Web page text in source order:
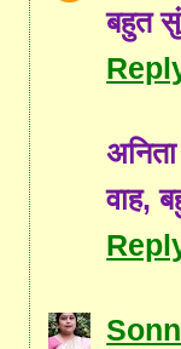
बहुत
वाह,